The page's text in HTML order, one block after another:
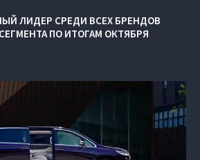
ЛИДЕР СРЕДИ ВСЕХ БРЕНДОВ
ПО ИТОГАМ ОКТЯБРЯ